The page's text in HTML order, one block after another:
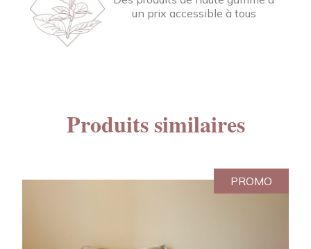
un prix accessible à tous
Produits similaires
PROMO